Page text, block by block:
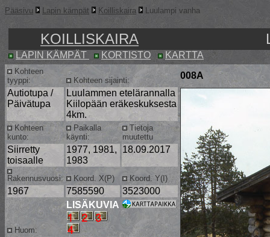
Pääsivu Lapin kämpät Koilliskaira Luulampi vanha
KOILLISKAIRA
LAPIN KÄMPÄT KORTISTO KARTTA
Kohteen
tyyppi:
Kohteen sijainti:
008A
Autiotupa /
Päivätupa
Luulammen etelärannalla
Kiilopään eräkeskuksesta
4km.
Kohteen
kunto:
Paikalla
käynti:
Tietoja
muutettu
Siirretty
toisaalle
1977, 1981,
1983
18.09.2017
Rakennusvuosi: Koord. X(P) Koord. Y(I)
1967 7585590 3523000
Huom:
LISÄKUVIA